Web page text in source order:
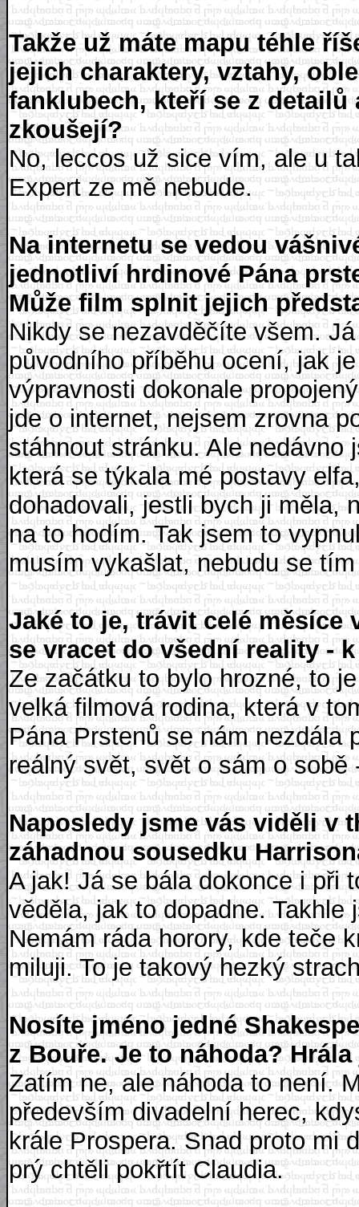
Takže už máte mapu téhle
jejich charaktery, vztahy,
fanklubech, kteří se z detailů
zkoušejí?
No, leccos už sice vím, ale u
Expert ze mě nebude.
Na internetu se vedou
jednotliví hrdinové Pána
Může film splnit jejich
Nikdy se nezavděčíte všem.
původního příběhu ocení, jak
výpravnosti dokonale
jde o internet, nejsem zrovna
stáhnout stránku. Ale nedávno
která se týkala mé postavy
dohadovali, jestli bych ji měla,
na to hodím. Tak jsem to
musím vykašlat, nebudu se
Jaké to je, trávit celé měsíce
se vracet do všední reality -
Ze začátku to bylo hrozné, to
velká filmová rodina, která v
Pána Prstenů se nám nezdála
reálný svět, svět o sám o sobě
Naposledy jsme vás viděli v
záhadnou sousedku
A jak! Já se bála dokonce i při
věděla, jak to dopadne.
Nemám ráda horory, kde teče
miluji. To je takový hezký
Nosíte jméno jedné
z Bouře. Je to náhoda?
Zatím ne, ale náhoda to není.
především divadelní herec,
krále Prospera. Snad proto mi
prý chtěli pokřtít Claudia.